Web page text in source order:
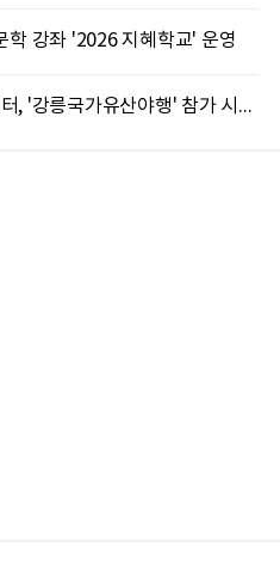
학 강좌 '2026 지혜학교' 운영
가톨릭관동대 인문도시사업센터, '강릉국가유산야행' 참가 시민 15명 모집